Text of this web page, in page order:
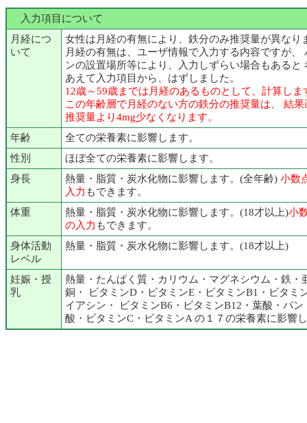
入力項目について
月経につ
いて
女性は月経の有無により、鉄分のみ推奨量が異なり
月経の有無は、ユーザ情報で入力する内容ですが、
ンの設置場所等により、入力しずらい場合もあると
あえて入力項目から、はずしました。
12歳～59歳までは月経のあるものとして、計算しま
この年齢層で月経のない方の鉄分の推奨量は、 結果
推奨量より4mg少なくなります。
年齢
全ての栄養素に影響します。
性別
ほぼ全ての栄養素に影響します。
身長
熱量・脂質・炭水化物に影響します。(全年齢) 小数
入力 もできます。
体重
熱量・脂質・炭水化物に影響します。(18才以上)小
の入力 もできます。
身体活動
レベル
熱量・脂質・炭水化物に影響します。(18才以上)
妊娠・授
乳
熱量・たんぱく質・カリウム・マグネシウム・鉄・
銅・ ビタミンD・ビタミンE・ビタミンB1・ビタミ
イアシン・ ビタミンB6・ビタミンB12・葉酸・パン
酸・ビタミンC・ビタミンA の１７の栄養素に影響